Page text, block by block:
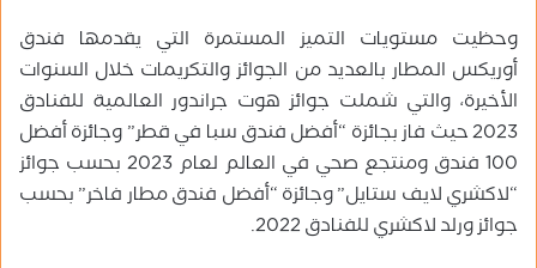
وحظيت مستويات التميز المستمرة التي يقدمها فندق
أوريكس المطار بالعديد من الجوائز والتكريمات خلال السنوات
الأخيرة، والتي شملت جوائز هوت جراندور العالمية للفنادق
2023 حيث فاز بجائزة “أفضل فندق سبا في قطر” وجائزة أفضل
100 فندق ومنتجع صحي في العالم لعام 2023 بحسب جوائز
“لاكشري لايف ستايل” وجائزة “أفضل فندق مطار فاخر” بحسب
جوائز ورلد لاكشري للفنادق 2022.